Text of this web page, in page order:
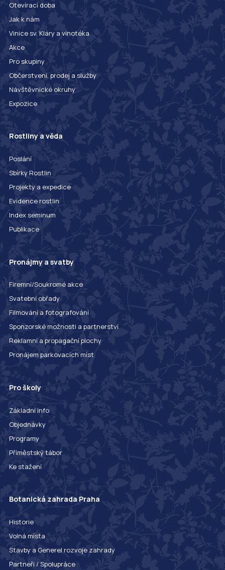
Otevírací doba
Jak k nám
Vinice sv. Kláry a vinotéka
Akce
Pro skupiny
Občerstvení, prodej a služby
Návštěvnické okruhy
Expozice
Rostliny a věda
Poslání
Sbírky Rostlin
Projekty a expedice
Evidence rostlin
Index seminum
Publikace
Pronájmy a svatby
Firemní/Soukromé akce
Svatební obřady
Filmování a fotografování
Sponzorské možnosti a partnerství
Reklamní a propagační plochy
Pronájem parkovacích míst
Pro školy
Základní info
Objednávky
Programy
Příměstský tábor
Ke stažení
Botanická zahrada Praha
Historie
Volná místa
Stavby a Generel rozvoje zahrady
Partneři / Spolupráce